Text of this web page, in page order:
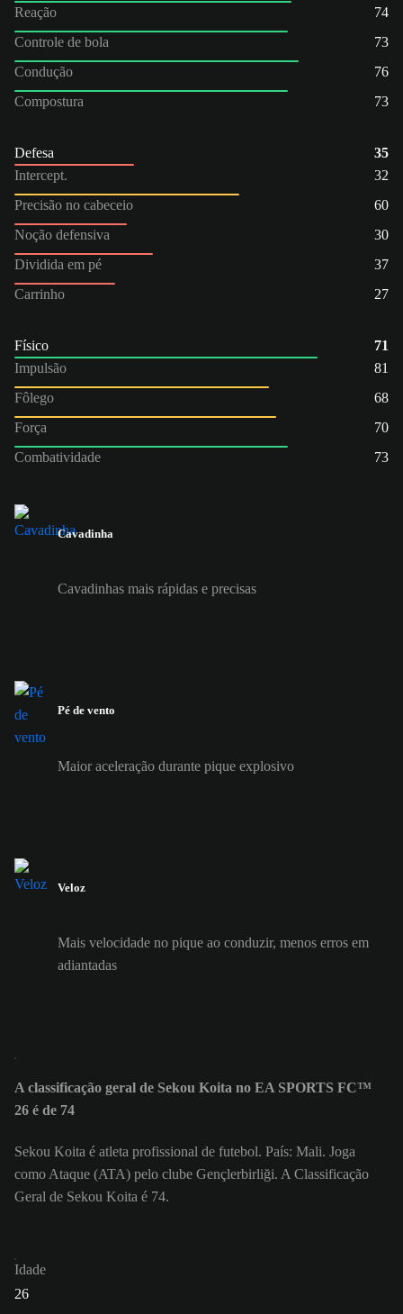
Reação
74
Controle de bola
73
Condução
76
Compostura
73
Defesa
35
Intercept.
32
Precisão no cabeceio
60
Noção defensiva
30
Dividida em pé
37
Carrinho
27
Físico
71
Impulsão
81
Fôlego
68
Força
70
Combatividade
73
Cavadinha
Cavadinhas mais rápidas e precisas
Pé de vento
Maior aceleração durante pique explosivo
Veloz
Mais velocidade no pique ao conduzir, menos erros em
adiantadas
A classificação geral de Sekou Koita no EA SPORTS FC™
26 é de 74
Sekou Koita é atleta profissional de futebol. País: Mali. Joga
como Ataque (ATA) pelo clube Gençlerbirliği. A Classificação
Geral de Sekou Koita é 74.
Idade
26